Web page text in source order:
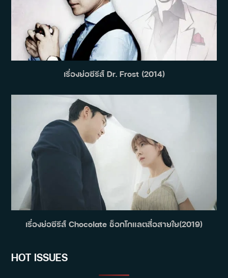
เรื่องย่อซีรีส์ Dr. Frost (2014)
เรื่องย่อซีรีส์ Chocolate ช็อกโกแลตสื่อสายใย(2019)
HOT ISSUES